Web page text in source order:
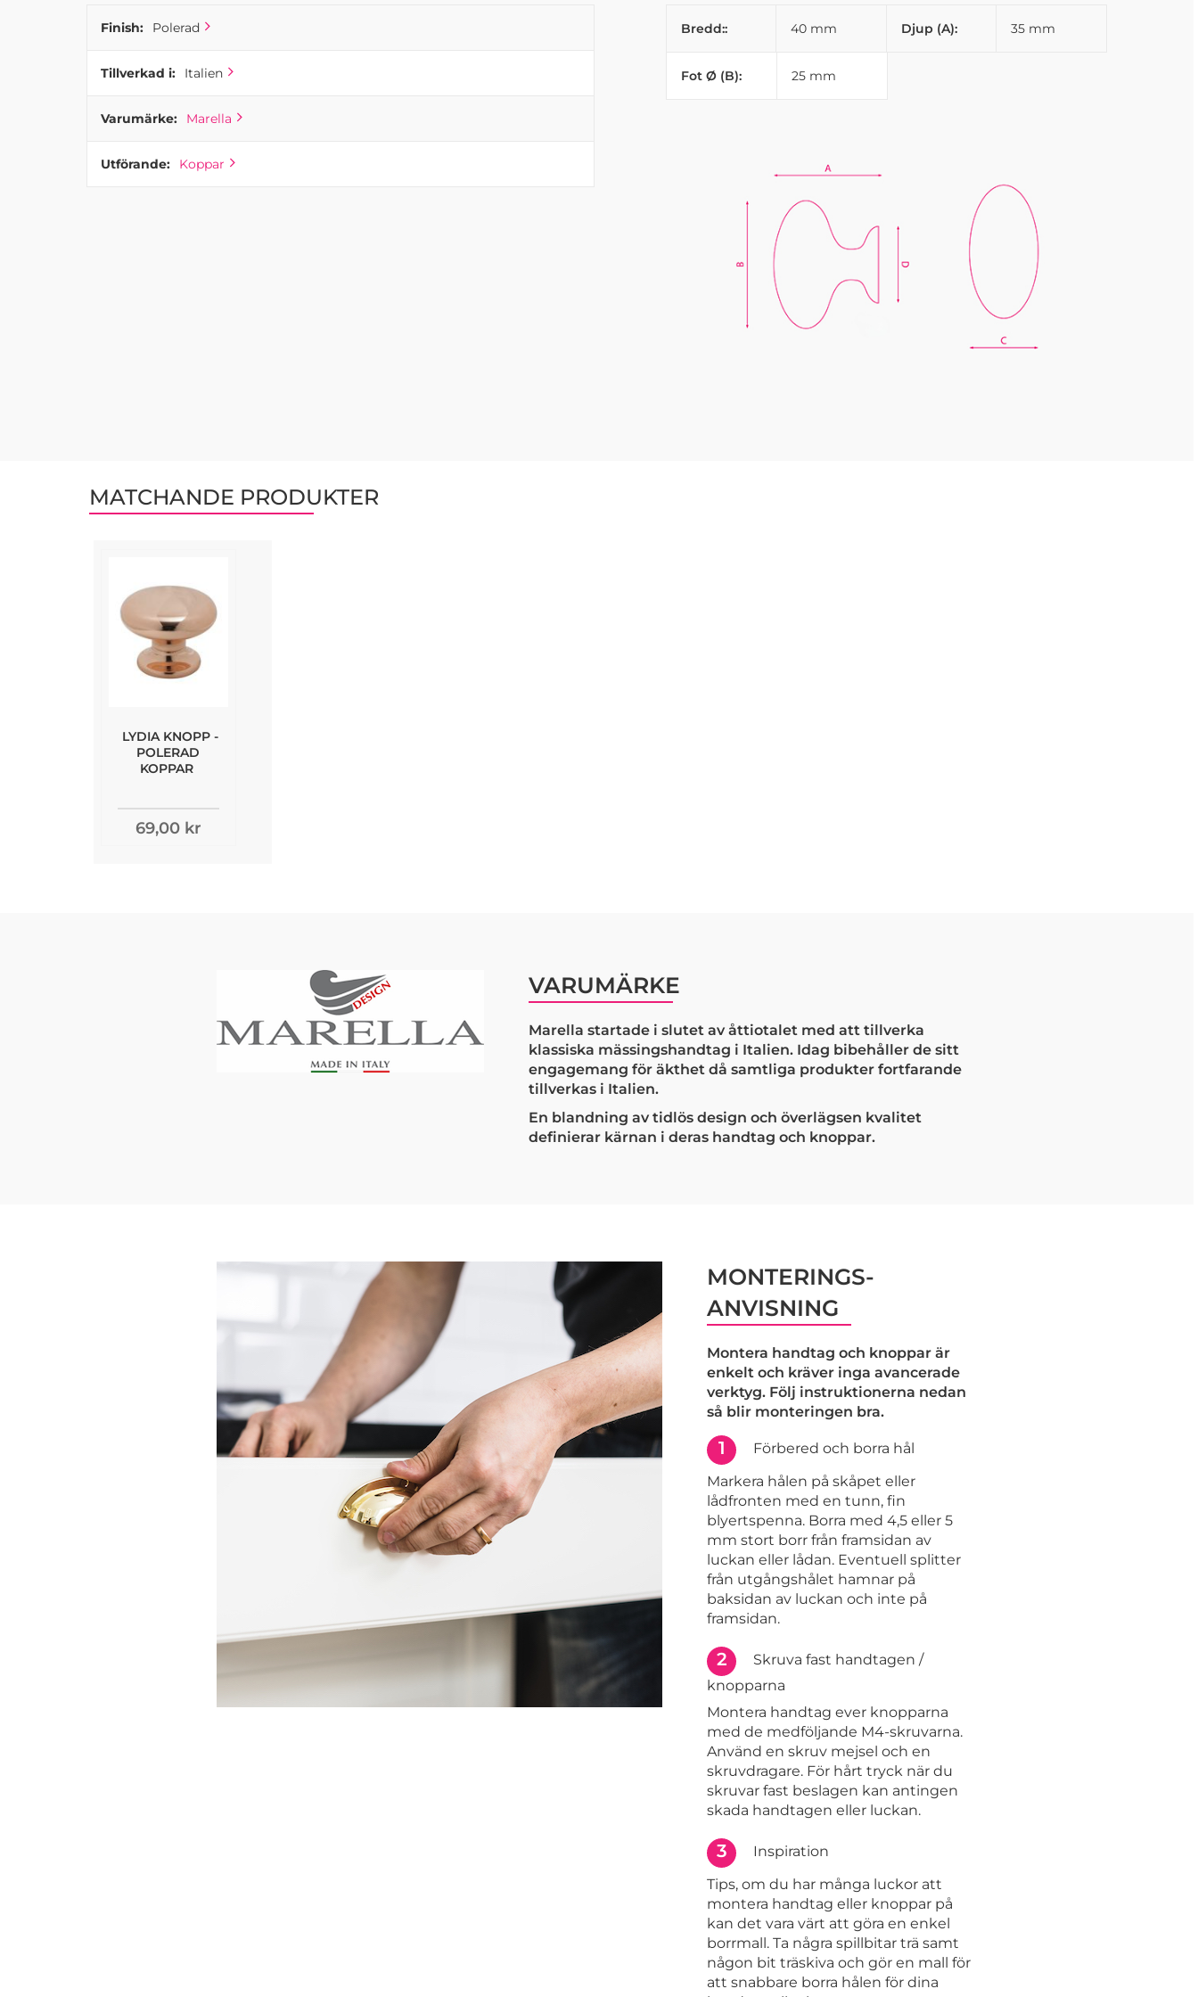
Finish: Polerad
Tillverkad i: Italien
Varumärke: Marella
Utförande: Koppar
Bredd:: 40 mm Djup (A): 35 mm
Fot Ø (B): 25 mm
MATCHANDE PRODUKTER
LYDIA KNOPP -
POLERAD
KOPPAR
69,00 kr
VARUMÄRKE
Marella startade i slutet av åttiotalet med att tillverka
klassiska mässingshandtag i Italien. Idag bibehåller de sitt
engagemang för äkthet då samtliga produkter fortfarande
tillverkas i Italien.
En blandning av tidlös design och överlägsen kvalitet
definierar kärnan i deras handtag och knoppar.
MONTERINGS-
ANVISNING
Montera handtag och knoppar är
enkelt och kräver inga avancerade
verktyg. Följ instruktionerna nedan
så blir monteringen bra.
1
Förbered och borra hål
Markera hålen på skåpet eller
lådfronten med en tunn, fin
blyertspenna. Borra med 4,5 eller 5
mm stort borr från framsidan av
luckan eller lådan. Eventuell splitter
från utgångshålet hamnar på
baksidan av luckan och inte på
framsidan.
2
Skruva fast handtagen /
knopparna
Montera handtag ever knopparna
med de medföljande M4-skruvarna.
Använd en skruv mejsel och en
skruvdragare. För hårt tryck när du
skruvar fast beslagen kan antingen
skada handtagen eller luckan.
3
Inspiration
Tips, om du har många luckor att
montera handtag eller knoppar på
kan det vara värt att göra en enkel
borrmall. Ta några spillbitar trä samt
någon bit träskiva och gör en mall för
att snabbare borra hålen för dina